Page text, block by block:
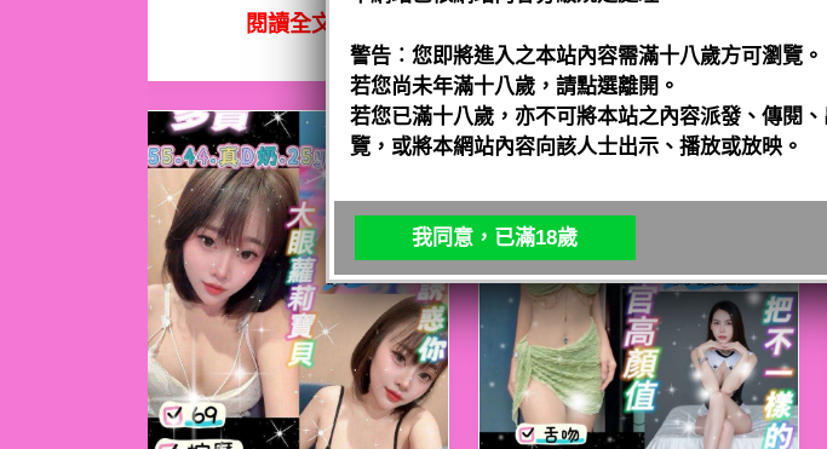
閱讀全文
警告︰您即將進入之本站內容需滿十八歲方可瀏覽。
若您尚未年滿十八歲，請點選離開。
若您已滿十八歲，亦不可將本站之內容派發、傳閱
覽，或將本網站內容向該人士出示、播放或放映。
我同意，已滿18歲